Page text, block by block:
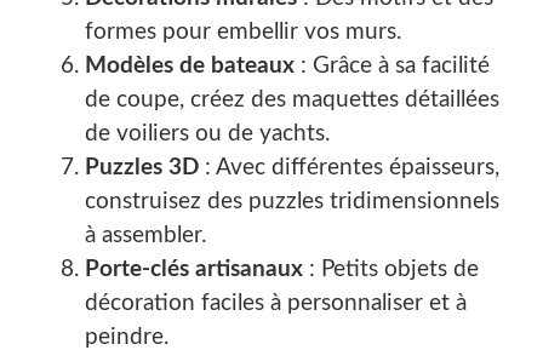
formes pour embellir vos murs.
Modèles de bateaux : Grâce à sa facilité
de coupe, créez des maquettes détaillées
de voiliers ou de yachts.
Puzzles 3D : Avec différentes épaisseurs,
construisez des puzzles tridimensionnels
à assembler.
Porte-clés artisanaux : Petits objets de
décoration faciles à personnaliser et à
peindre.